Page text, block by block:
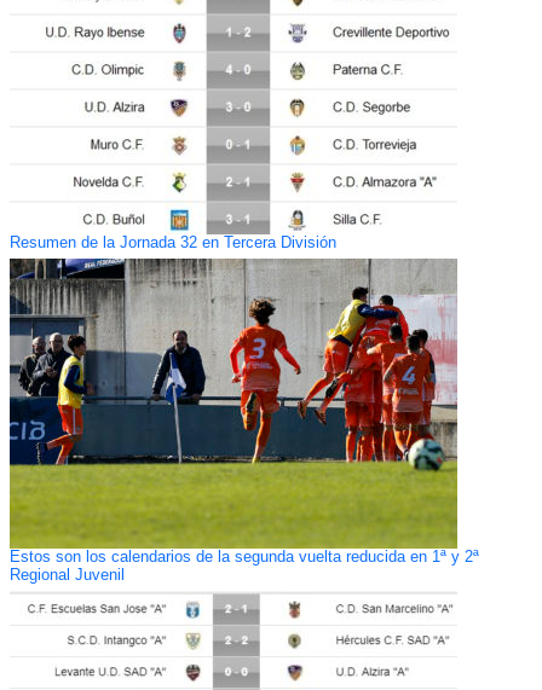
Resumen de la Jornada 32 en Tercera División
Estos son los calendarios de la segunda vuelta reducida en 1ª y 2ª
Regional Juvenil